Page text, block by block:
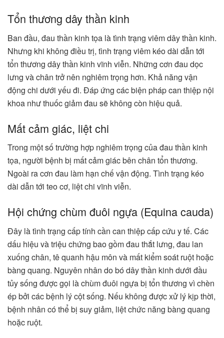
Tổn thương dây thần kinh
Ban đầu, đau thần kinh tọa là tình trạng viêm dây thần kinh.
Nhưng khi không điều trị, tình trạng viêm kéo dài dẫn tới
tổn thương dây thần kinh vĩnh viễn. Những cơn đau dọc
lưng và chân trở nên nghiêm trọng hơn. Khả năng vận
động chi dưới yếu đi. Đáp ứng các biện pháp can thiệp nội
khoa như thuốc giảm đau sẽ không còn hiệu quả.
Mất cảm giác, liệt chi
Trong một số trường hợp nghiêm trọng của đau thần kinh
tọa, người bệnh bị mất cảm giác bên chân tổn thương.
Ngoài ra cơn đau làm hạn chế vận động. Tình trạng kéo
dài dẫn tới teo cơ, liệt chi vĩnh viễn.
Hội chứng chùm đuôi ngựa (Equina cauda)
Đây là tình trạng cấp tính cần can thiệp cấp cứu y tế. Các
dấu hiệu và triệu chứng bao gồm đau thắt lưng, đau lan
xuống chân, tê quanh hậu môn và mất kiểm soát ruột hoặc
bàng quang. Nguyên nhân do bó dây thần kinh dưới đầu
tủy sống được gọi là chùm đuôi ngựa bị tổn thương vì chèn
ép bởi các bệnh lý cột sống. Nếu không được xử lý kịp thời,
bệnh nhân có thể bị suy giảm, liệt chức năng bàng quang
hoặc ruột.